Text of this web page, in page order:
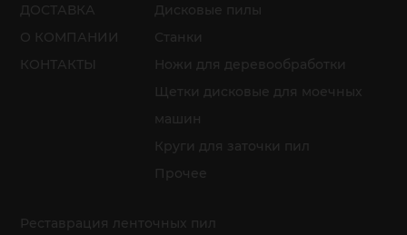
ДОСТАВКА
О КОМПАНИИ
КОНТАКТЫ
Дисковые пилы
Станки
Ножи для деревообработки
Щетки дисковые для моечных
машин
Круги для заточки пил
Прочее
Реставрация ленточных пил